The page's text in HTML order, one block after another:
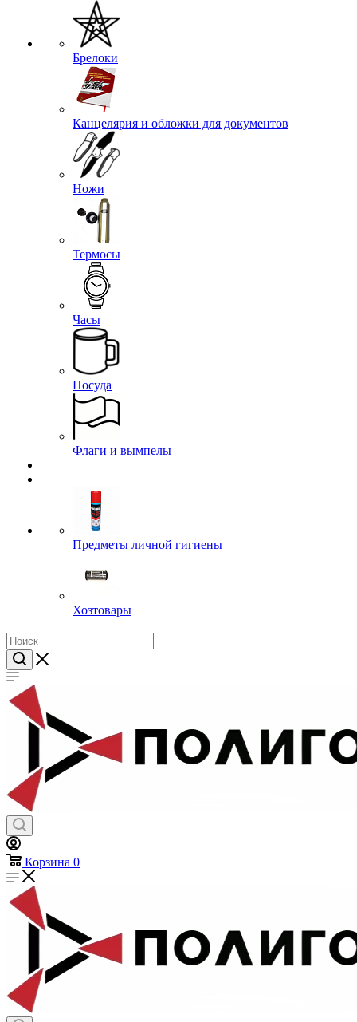
Брелоки
Канцелярия и обложки для документов
Ножи
Термосы
Часы
Посуда
Флаги и вымпелы
Предметы личной гигиены
Хозтовары
Корзина 0